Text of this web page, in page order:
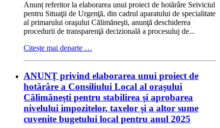
Anunț referitor la elaborarea unui proiect de hotărâre Seiviciul
pentru Situaţii de Urgenţă, din cadrul aparatului de specialitate
al primarului oraşului Călimăneşti, anunţă deschiderea
procedurii de transparenţă decizională a procesuluj de...
Citește mai departe …
ANUNŢ privind elaborarea unui proiect de
hotărâre a Consiliului Local al oraşului
Călimăneşti pentru stabilirea şi aprobarea
nivelului impozitelor, taxelor şi a altor sume
cuvenite bugetului local pentru anul 2025